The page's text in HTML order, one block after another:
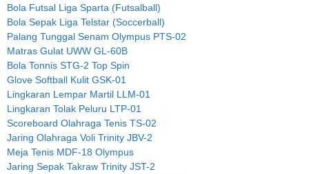
Bola Futsal Liga Sparta (Futsalball)
Bola Sepak Liga Telstar (Soccerball)
Palang Tunggal Senam Olympus PTS-02
Matras Gulat UWW GL-60B
Bola Tonnis STG-2 Top Spin
Glove Softball Kulit GSK-01
Lingkaran Lempar Martil LLM-01
Lingkaran Tolak Peluru LTP-01
Scoreboard Olahraga Tenis TS-02
Jaring Olahraga Voli Trinity JBV-2
Meja Tenis MDF-18 Olympus
Jaring Sepak Takraw Trinity JST-2